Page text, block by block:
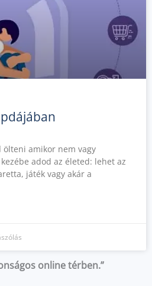
amikor nem vagy
adod az életed: lehet az
játék vagy akár a
online térben.”